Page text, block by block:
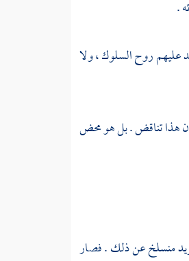
.
عليهم روح السلوك ، ولا
أن هذا تناقض . بل هو محض
منسلخ عن ذلك . فصار